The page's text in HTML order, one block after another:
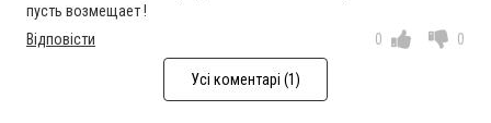
пусть возмещает !
Відповісти
0 0
Усі коментарі (1)